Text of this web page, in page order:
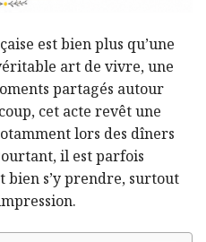
est bien plus qu’une
art de vivre, une
partagés autour
cet acte revêt une
lors des dîners
il est parfois
s’y prendre, surtout